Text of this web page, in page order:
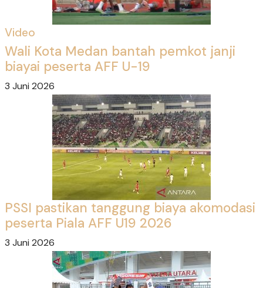
Video
Wali Kota Medan bantah pemkot janji
biayai peserta AFF U-19
3 Juni 2026
PSSI pastikan tanggung biaya akomodasi
peserta Piala AFF U19 2026
3 Juni 2026